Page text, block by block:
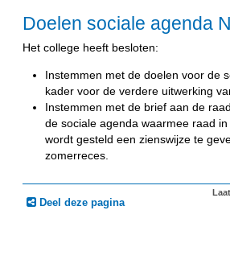
Doelen sociale agenda
Het college heeft besloten:
Instemmen met de doelen voor de
kader voor de verdere uitwerking
Instemmen met de brief aan de
de sociale agenda waarmee raad
wordt gesteld een zienswijze te
zomerreces.
Deel deze pagina